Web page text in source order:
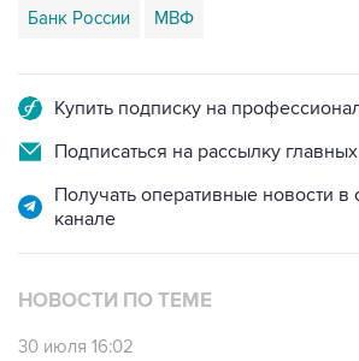
Банк России МВФ
Купить подписку на
Подписаться на рассылку
Получать оперативные новости
канале
НОВОСТИ ПО ТЕМЕ
30 июля 16:02